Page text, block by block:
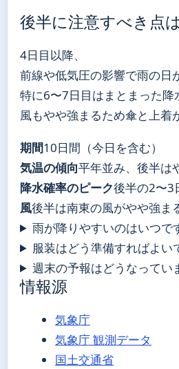
後半に注意すべき点は
4日目以降、
前線や低気圧の影響で雨の日
特に6〜7日目はまとまった降
風もやや強まるため傘と上着
期間10日間（今日を含む）
気温の傾向平年並み、後半は
降水確率のピーク後半の2〜3
風後半は南東の風がやや強ま
雨が降りやすいのはいつで
服装はどう準備すればよい
週末の予報はどうなってい
情報源
気象庁
気象庁 観測データ
国土交通省